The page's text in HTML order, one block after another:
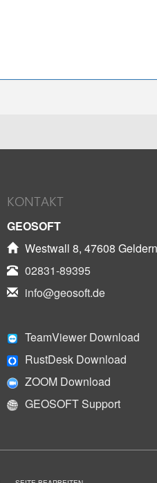
KONTAKT
GEOSOFT
Westwall 8, 47608 Geldern
02831-89395
info@geosoft.de
TeamViewer Download
RustDesk Download
ZOOM Download
GEOSOFT Support